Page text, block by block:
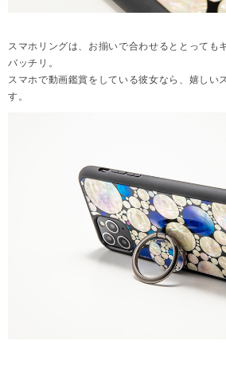
スマホリングは、お揃いで合わせるととっても
バッチリ。
スマホで動画鑑賞をしている彼女なら、嬉しい
す。